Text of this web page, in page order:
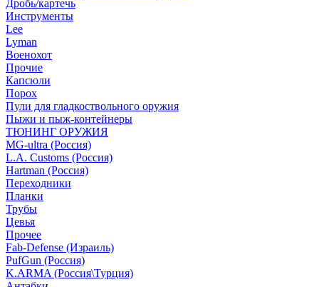
Дробь/картечь
Инструменты
Lee
Lyman
Военохот
Прочие
Капсюли
Порох
Пули для гладкоствольного оружия
Пыжи и пыж-контейнеры
ТЮНИНГ ОРУЖИЯ
MG-ultra (Россия)
L.A. Customs (Россия)
Hartman (Россия)
Переходники
Планки
Трубы
Цевья
Прочее
Fab-Defense (Израиль)
PufGun (Россия)
K.ARMA (Россия\Турция)